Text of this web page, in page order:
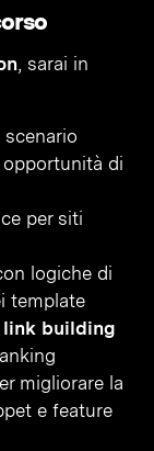
, sarai in
di
per siti
logiche di
template
link building
migliorare la
e feature